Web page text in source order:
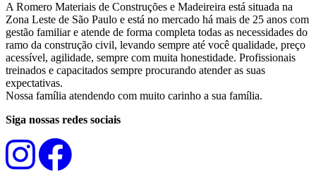
A Romero Materiais de Construções e Madeireira está situada na
Zona Leste de São Paulo e está no mercado há mais de 25 anos com
gestão familiar e atende de forma completa todas as necessidades do
ramo da construção civil, levando sempre até você qualidade, preço
acessível, agilidade, sempre com muita honestidade. Profissionais
treinados e capacitados sempre procurando atender as suas
expectativas.
Nossa família atendendo com muito carinho a sua família.
Siga nossas redes sociais